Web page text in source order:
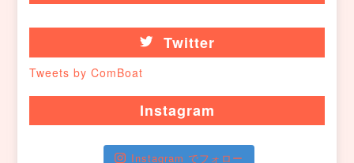
Twitter
Tweets by ComBoat
Instagram
Instagram でフォロー